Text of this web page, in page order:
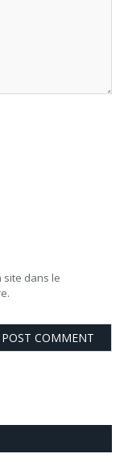
site dans le